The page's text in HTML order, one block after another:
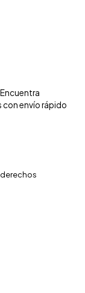
con envío rápido
derechos